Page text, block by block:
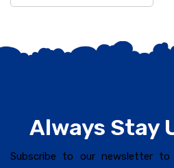
Always Stay
Subscribe to our newsletter